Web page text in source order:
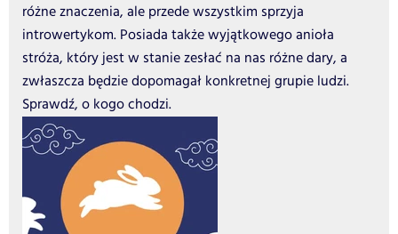
różne znaczenia, ale przede wszystkim sprzyja
introwertykom. Posiada także wyjątkowego anioła
stróża, który jest w stanie zesłać na nas różne dary, a
zwłaszcza będzie dopomagał konkretnej grupie ludzi.
Sprawdź, o kogo chodzi.